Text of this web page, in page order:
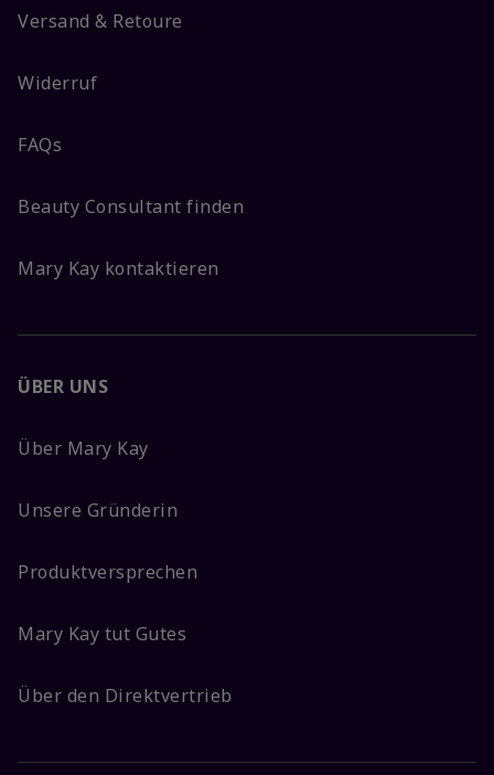
Versand & Retoure
Widerruf
FAQs
Beauty Consultant finden
Mary Kay kontaktieren
ÜBER UNS
Über Mary Kay
Unsere Gründerin
Produktversprechen
Mary Kay tut Gutes
Über den Direktvertrieb